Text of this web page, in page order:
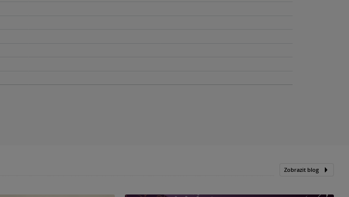
Zobrazit blog